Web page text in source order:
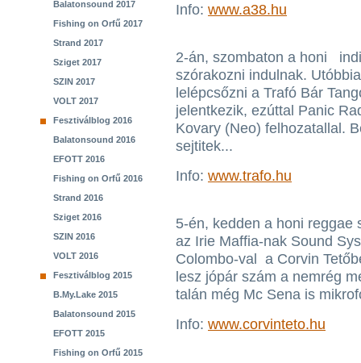
Balatonsound 2017
Fishing on Orfű 2017
Strand 2017
Sziget 2017
SZIN 2017
VOLT 2017
Fesztiválblog 2016
Balatonsound 2016
EFOTT 2016
Fishing on Orfű 2016
Strand 2016
Sziget 2016
SZIN 2016
VOLT 2016
Fesztiválblog 2015
B.My.Lake 2015
Balatonsound 2015
EFOTT 2015
Fishing on Orfű 2015
Info: www.a38.hu
2-án, szombaton a honi
szórakozni indulnak.
lelépcsőzni a Trafó Bár
jelentkezik, ezúttal Panic
Kovary (Neo) felhozatallal.
sejtitek...
Info: www.trafo.hu
5-én, kedden a honi
az Irie Maffia-nak Sound
Colombo-val a Corvin
lesz jópár szám a nemrég
talán még Mc Sena is
Info: www.corvinteto.hu